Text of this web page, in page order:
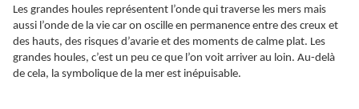
Les grandes houles représentent l’onde qui traverse les mers mais
aussi l’onde de la vie car on oscille en permanence entre des creux et
des hauts, des risques d’avarie et des moments de calme plat. Les
grandes houles, c’est un peu ce que l’on voit arriver au loin. Au-delà
de cela, la symbolique de la mer est inépuisable.